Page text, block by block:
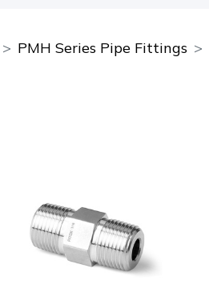
PMH Series Pipe Fittings